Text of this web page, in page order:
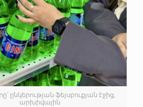
ընկերության ֆեյսբուքյան էջից,
արխիվային